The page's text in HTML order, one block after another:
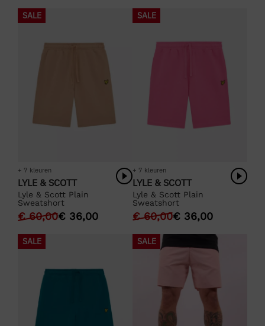
SALE
+ 7 kleuren
LYLE & SCOTT
Lyle & Scott Plain
Sweatshort
€60,00€ 36,00
SALE
+ 7 kleuren
LYLE & SCOTT
Lyle & Scott Plain
Sweatshort
€60,00€ 36,00
SALE SALE